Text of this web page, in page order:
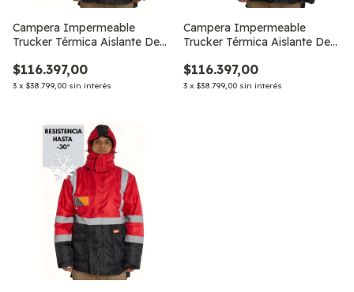
Campera Impermeable
Trucker Térmica Aislante De
$116.397,00
3 x $38.799,00 sin interés
Campera Impermeable
Trucker Térmica Aislante De
$116.397,00
3 x $38.799,00 sin interés